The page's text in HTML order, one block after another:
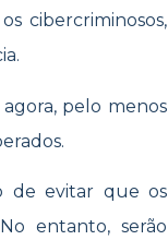
cibercriminosos,
pelo menos
de evitar que os
entanto, serão